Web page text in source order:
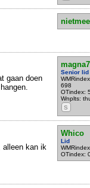
Senior lid
698
OTindex:
Wnplts:
S
gaan doen
Whico
Lid
OTindex:
alleen kan ik